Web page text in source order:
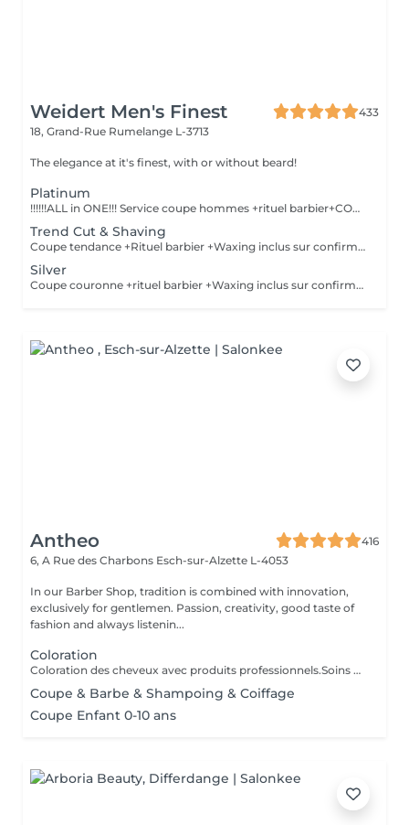
Weidert Men's Finest
433
18, Grand-Rue Rumelange L-3713
The elegance at it's finest, with or without beard!
Platinum
!!!!!!ALL in ONE!!! Service coupe hommes +rituel barbier+COLORATION de BARBE +Waxing inclus sur confirmation personnelle Shampoing &styling inclus
Trend Cut & Shaving
Coupe tendance +Rituel barbier +Waxing inclus sur confirmation personnelle Shampoing&styling inclus
Silver
Coupe couronne +rituel barbier +Waxing inclus sur confirmation personnelle
Antheo
416
6, A Rue des Charbons Esch-sur-Alzette L-4053
In our Barber Shop, tradition is combined with innovation,
exclusively for gentlemen. Passion, creativity, good taste of
fashion and always listenin...
Coloration
Coloration des cheveux avec produits professionnels.Soins du cheveux pre et post coloration.
Coupe & Barbe & Shampoing & Coiffage
Coupe Enfant 0-10 ans